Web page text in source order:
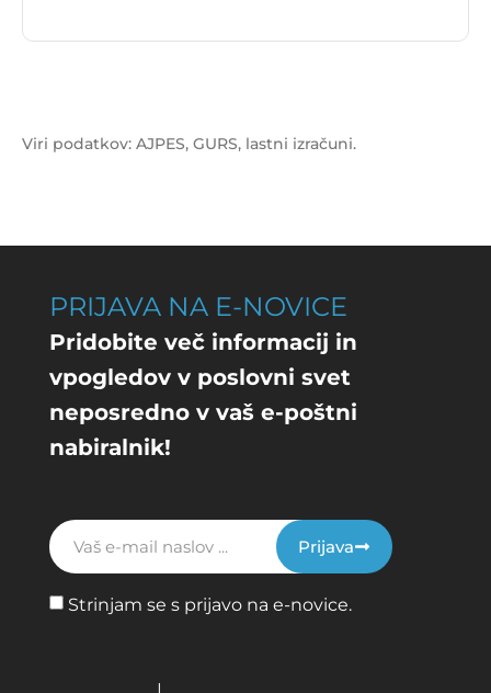
-12.343 €.
Viri podatkov: AJPES, GURS, lastni izračuni.
PRIJAVA NA E-NOVICE
Pridobite več informacij in
vpogledov v poslovni svet
neposredno v vaš e-poštni
nabiralnik!
Strinjam se s prijavo na e-novice.
Prijava